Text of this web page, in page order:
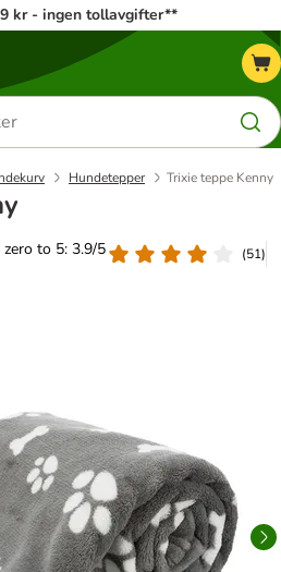
kr - ingen tollavgifter**
Hundetepper Trixie teppe Kenny
to 5: 3.9/5
(51)